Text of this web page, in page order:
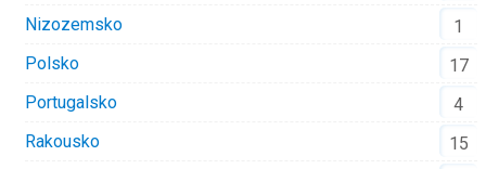
Nizozemsko
1
Polsko
17
Portugalsko
4
Rakousko
15